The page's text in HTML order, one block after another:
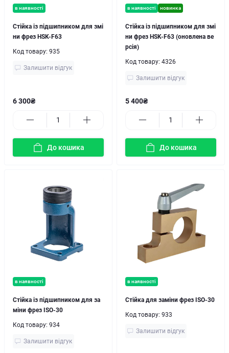
в наявності
Стійка із підшипником для змі
ни фрез HSK-F63
Код товару: 935
Залишити відгук
6 300₴
До кошика
в наявності новинка
Стійка із підшипником для змі
ни фрез HSK-F63 (оновлена ве
рсія)
Код товару: 4326
Залишити відгук
5 400₴
До кошика
в наявності
Стійка із підшипником для за
міни фрез ISO-30
Код товару: 934
Залишити відгук
в наявності
Стійка для заміни фрез ISO-30
Код товару: 933
Залишити відгук